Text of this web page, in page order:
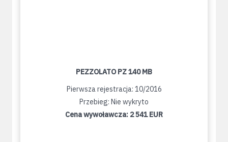
PEZZOLATO PZ 140 MB
Pierwsza rejestracja: 10/2016
Przebieg: Nie wykryto
Cena wywoławcza: 2 541 EUR